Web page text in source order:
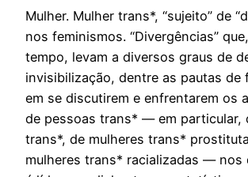
Mulher. Mulher trans*, “sujeito” de
nos feminismos. “Divergências”
tempo, levam a diversos graus de
invisibilização, dentre as pautas de
em se discutirem e enfrentarem os
de pessoas trans* — em particular,
trans*, de mulheres trans*
mulheres trans* racializadas — nos